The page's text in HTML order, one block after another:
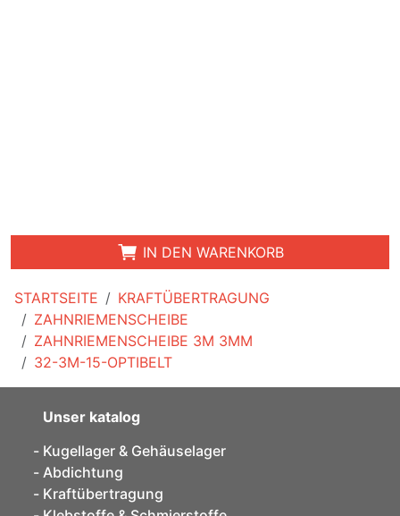
STARTSEITE
KRAFTÜBERTRAGUNG
ZAHNRIEMENSCHEIBE
ZAHNRIEMENSCHEIBE 3M 3MM
32-3M-15-OPTIBELT
IN DEN WARENKORB
Unser katalog
Kugellager & Gehäuselager
Abdichtung
Kraftübertragung